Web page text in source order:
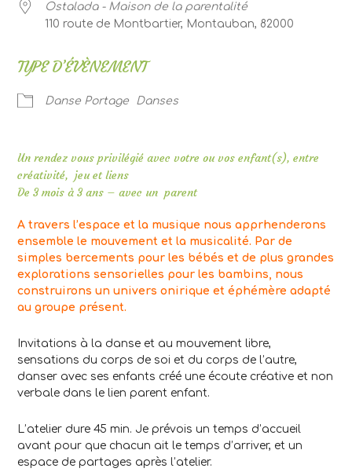
Ostalada - Maison de la parentalité
110 route de Montbartier, Montauban, 82000
TYPE D’ÉVÈNEMENT
Danse Portage Danses
Un rendez vous privilégié avec votre ou vos enfant(s), entre
créativité, jeu et liens
De 3 mois à 3 ans – avec un parent
A travers l’espace et la musique nous apprhenderons
ensemble le mouvement et la musicalité. Par de
simples bercements pour les bébés et de plus grandes
explorations sensorielles pour les bambins, nous
construirons un univers onirique et éphémère adapté
au groupe présent.
Invitations à la danse et au mouvement libre,
sensations du corps de soi et du corps de l’autre,
danser avec ses enfants créé une écoute créative et non
verbale dans le lien parent enfant.
L’atelier dure 45 min. Je prévois un temps d’accueil
avant pour que chacun ait le temps d’arriver, et un
espace de partages après l’atelier.